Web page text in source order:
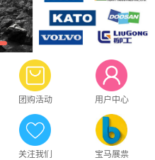
团购活动 用户中心
关注我们 宝马展票